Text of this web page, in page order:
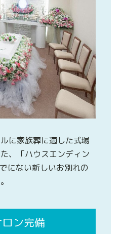
に家族葬に適した式場
、「ハウスエンディン
にない新しいお別れの
ン完備